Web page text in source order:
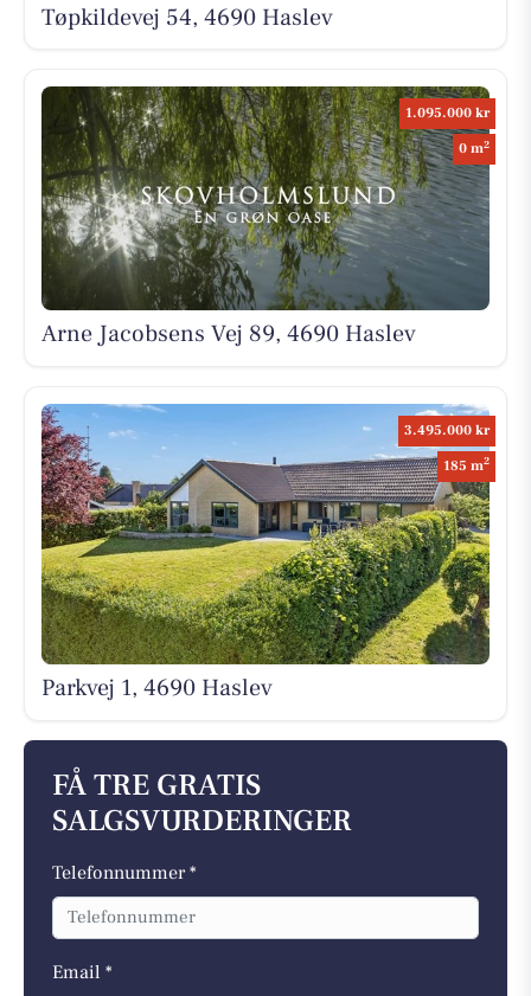
Tøpkildevej 54, 4690 Haslev
1.095.000 kr
0 m2
Arne Jacobsens Vej 89, 4690 Haslev
3.495.000 kr
185 m2
Parkvej 1, 4690 Haslev
FÅ TRE GRATIS
SALGSVURDERINGER
Telefonnummer *
Email *